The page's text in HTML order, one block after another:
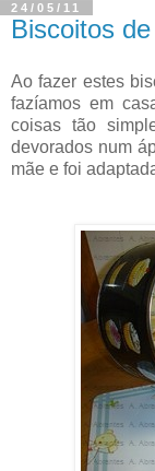
24/05/11
Biscoitos
Ao fazer estes
fazíamos em
coisas tão
devorados num
mãe e foi